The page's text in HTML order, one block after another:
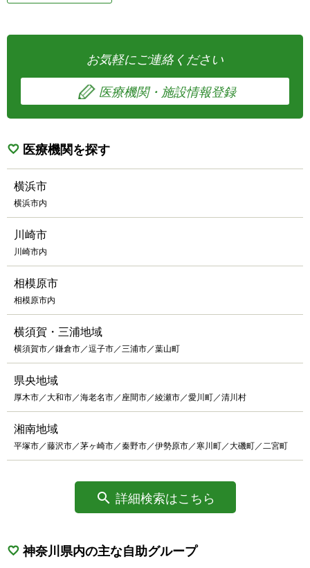
お気軽にご連絡ください
医療機関・施設情報登録
医療機関を探す
横浜市
横浜市内
川崎市
川崎市内
相模原市
相模原市内
横須賀・三浦地域
横須賀市／鎌倉市／逗子市／三浦市／葉山町
県央地域
厚木市／大和市／海老名市／座間市／綾瀬市／愛川町／清川村
湘南地域
平塚市／藤沢市／茅ヶ崎市／秦野市／伊勢原市／寒川町／大磯町／二宮町
詳細検索はこちら
神奈川県内の主な自助グループ